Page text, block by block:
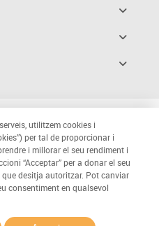
utilitzem cookies i
per tal de proporcionar i
i millorar el seu rendiment i
“Acceptar” per a donar el seu
desitja autoritzar. Pot canviar
consentiment en qualsevol